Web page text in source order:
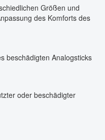
Größen und
des Komforts des
beschädigten Analogsticks
oder beschädigter